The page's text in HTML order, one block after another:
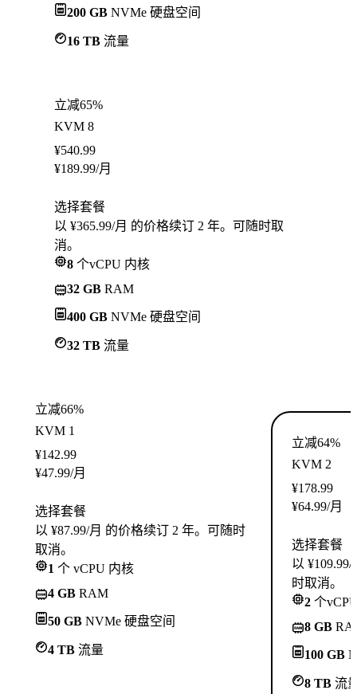
200 GB NVMe 硬盘空间
16 TB 流量
立减65%
KVM 8
¥540.99
¥189.99/月
选择套餐
以 ¥365.99/月 的价格续订 2 年。可随时取
消。
8 个vCPU 内核
32 GB RAM
400 GB NVMe 硬盘空间
32 TB 流量
立减66%
KVM 1
¥142.99
¥47.99/月
选择套餐
以 ¥87.99/月 的价格续订 2 年。可随时
取消。
1 个 vCPU 内核
4 GB RAM
50 GB NVMe 硬盘空间
4 TB 流量
立减64%
KVM 2
¥178.99
¥64.99/月
选择套餐
以
时取消。
2 个
8 GB
100 GB
8 TB 流